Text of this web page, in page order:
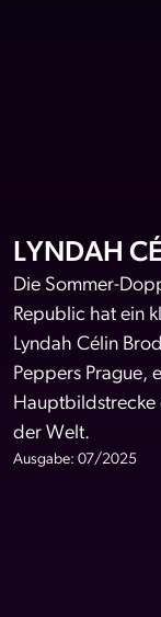
LYNDAH
Die Sommer-
Republic hat ein
Lyndah Célin
Peppers Prague,
Hauptbildstrecke
der Welt.
Ausgabe: 07/2025